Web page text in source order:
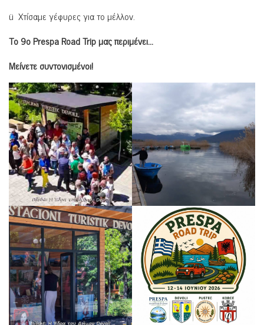
ü Χτίσαμε γέφυρες για το μέλλον.
Το 9ο Prespa Road Trip μας περιμένει…
Μείνετε συντονισμένοι!